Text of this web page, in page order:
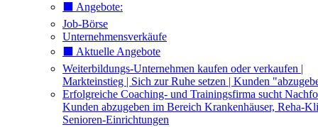
⬛️ Angebote:
Job-Börse
Unternehmensverkäufe
⬛️ Aktuelle Angebote
Weiterbildungs-Unternehmen kaufen oder verkaufen |
Markteinstieg | Sich zur Ruhe setzen | Kunden
Erfolgreiche Coaching- und Trainingsfirma sucht
Kunden abzugeben im Bereich Krankenhäuser, Reha-
Senioren-Einrichtungen